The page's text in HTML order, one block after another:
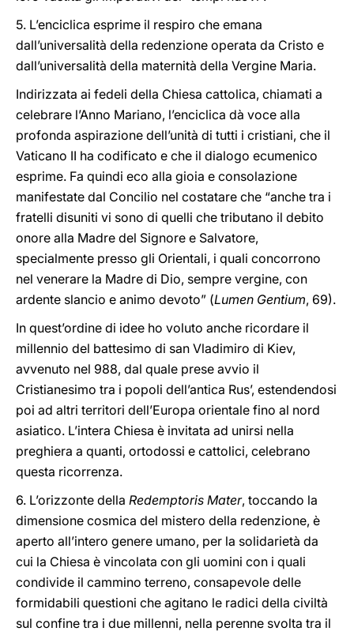
5. L’enciclica esprime il respiro che emana
dall’universalità della redenzione operata da Cristo e
dall’universalità della maternità della Vergine Maria.
Indirizzata ai fedeli della Chiesa cattolica, chiamati a
celebrare l’Anno Mariano, l’enciclica dà voce alla
profonda aspirazione dell’unità di tutti i cristiani, che il
Vaticano II ha codificato e che il dialogo ecumenico
esprime. Fa quindi eco alla gioia e consolazione
manifestate dal Concilio nel costatare che “anche tra i
fratelli disuniti vi sono di quelli che tributano il debito
onore alla Madre del Signore e Salvatore,
specialmente presso gli Orientali, i quali concorrono
nel venerare la Madre di Dio, sempre vergine, con
ardente slancio e animo devoto” (Lumen Gentium, 69).
In quest’ordine di idee ho voluto anche ricordare il
millennio del battesimo di san Vladimiro di Kiev,
avvenuto nel 988, dal quale prese avvio il
Cristianesimo tra i popoli dell’antica Rus’, estendendosi
poi ad altri territori dell’Europa orientale fino al nord
asiatico. L’intera Chiesa è invitata ad unirsi nella
preghiera a quanti, ortodossi e cattolici, celebrano
questa ricorrenza.
6. L’orizzonte della Redemptoris Mater, toccando la
dimensione cosmica del mistero della redenzione, è
aperto all’intero genere umano, per la solidarietà da
cui la Chiesa è vincolata con gli uomini con i quali
condivide il cammino terreno, consapevole delle
formidabili questioni che agitano le radici della civiltà
sul confine tra i due millenni, nella perenne svolta tra il